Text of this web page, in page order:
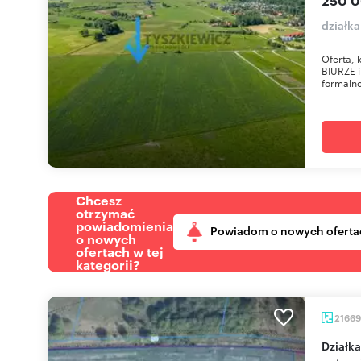
Oferta,
Chcesz
otrzymać
powiadomienia
o nowych
ofertach w tej
kategorii?
Powiadom o nowych
Działka przemysłowa 21 169 m² z dużym